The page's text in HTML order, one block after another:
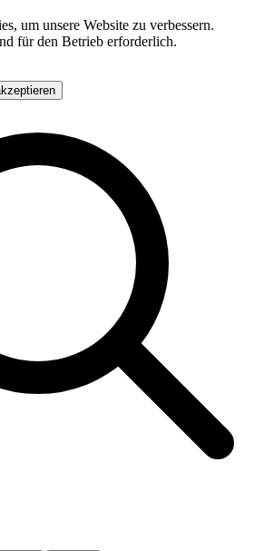
um unsere Website zu verbessern.
für den Betrieb erforderlich.